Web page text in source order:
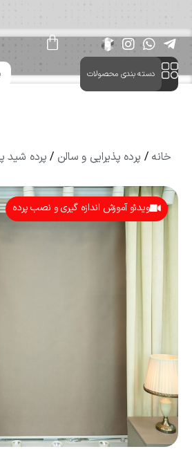
دسته بندی محصولات
خانه / پرده پذیرایی و سالن / پرده شید
ویدئو آموزش اندازه گیری و نصب پرده